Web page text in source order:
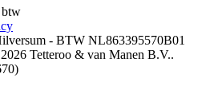
- BTW NL863395570B01
Tetteroo & van Manen B.V..